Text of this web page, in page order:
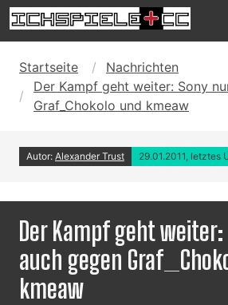
Startseite
Nachrichten
Der Kampf geht weiter: Sony
Graf_Chokolo und kmeaw
Autor: Alexander Trust 29.01.2011, letztes
Der Kampf geht weiter:
auch gegen
kmeaw